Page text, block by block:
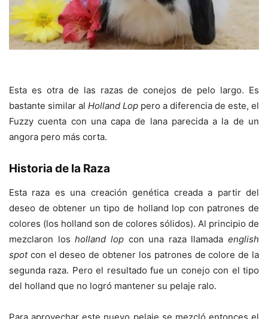
Esta es otra de las razas de conejos de pelo largo. Es
bastante similar al Holland Lop pero a diferencia de este, el
Fuzzy cuenta con una capa de lana parecida a la de un
angora pero más corta.
Historia de la Raza
Esta raza es una creación genética creada a partir del
deseo de obtener un tipo de holland lop con patrones de
colores (los holland son de colores sólidos). Al principio de
mezclaron losholland lopcon una raza llamada english
spotcon el deseo de obtener los patrones de colore de la
segunda raza. Pero el resultado fue un conejo con el tipo
del holland que no logró mantener su pelaje ralo.